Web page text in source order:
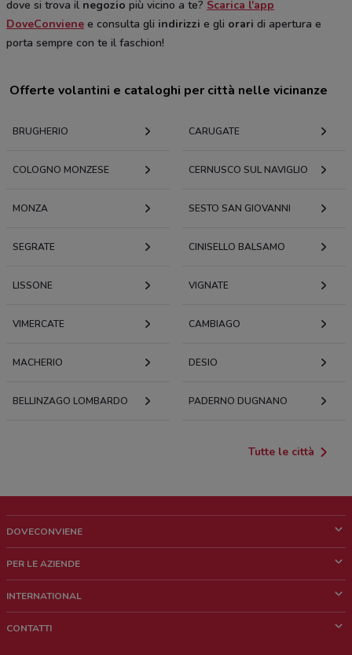
dove si trova il negozio più vicino a te? Scarica l'app
DoveConviene e consulta gli indirizzi e gli orari di apertura e
porta sempre con te il faschion!
Offerte volantini e cataloghi per città nelle vicinanze
BRUGHERIO CARUGATE
COLOGNO MONZESE CERNUSCO SUL NAVIGLIO
MONZA SESTO SAN GIOVANNI
SEGRATE CINISELLO BALSAMO
LISSONE VIGNATE
VIMERCATE CAMBIAGO
MACHERIO DESIO
BELLINZAGO LOMBARDO PADERNO DUGNANO
Tutte le città
DOVECONVIENE
Chi siamo
Lavora con noi
PER LE AZIENDE
Richieste commerciali e marketing
INTERNATIONAL
CONTATTI